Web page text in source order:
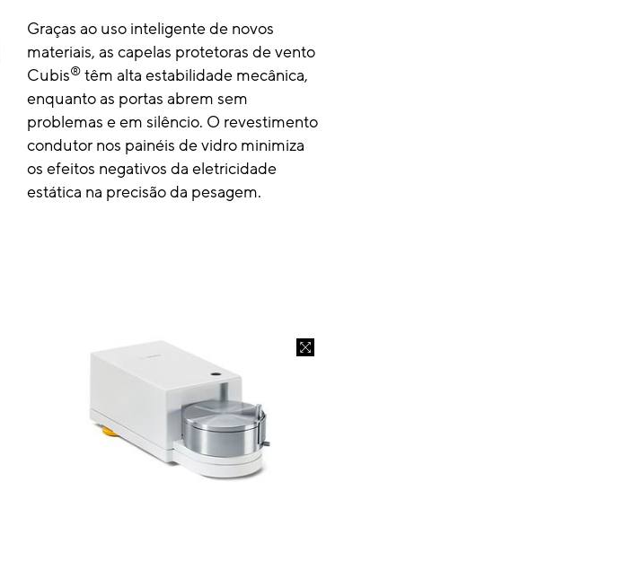
Graças ao uso inteligente de novos
materiais, as capelas protetoras de vento
Cubis® têm alta estabilidade mecânica,
enquanto as portas abrem sem
problemas e em silêncio. O revestimento
condutor nos painéis de vidro minimiza
os efeitos negativos da eletricidade
estática na precisão da pesagem.